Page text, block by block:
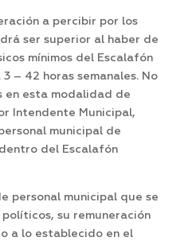
a percibir por los
ser superior al haber de
mínimos del Escalafón
– 42 horas semanales. No
en esta modalidad de
Intendente Municipal,
municipal de
del Escalafón
personal municipal que se
su remuneración
a lo establecido en el